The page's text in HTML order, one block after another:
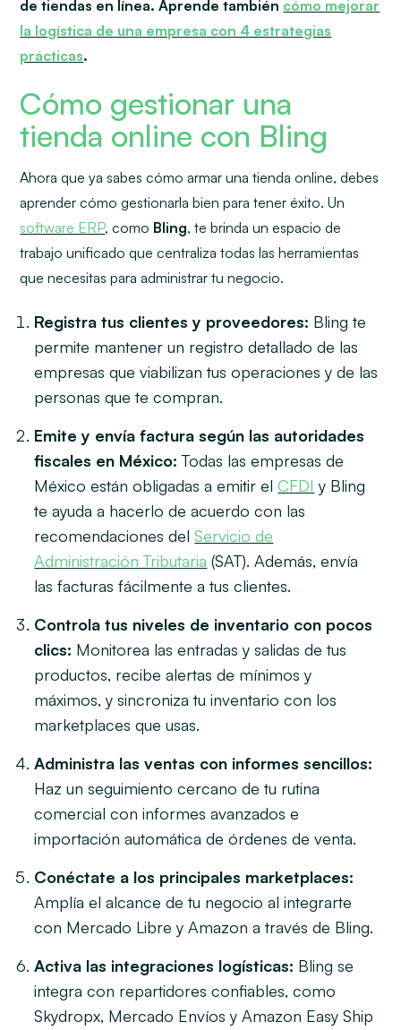
de tiendas en línea. Aprende también cómo mejorar
la logística de una empresa con 4 estrategias
prácticas.
Cómo gestionar una
tienda online con Bling
Ahora que ya sabes cómo armar una tienda online, debes
aprender cómo gestionarla bien para tener éxito. Un
software ERP, como Bling, te brinda un espacio de
trabajo unificado que centraliza todas las herramientas
que necesitas para administrar tu negocio.
Registra tus clientes y proveedores: Bling te
permite mantener un registro detallado de las
empresas que viabilizan tus operaciones y de las
personas que te compran.
Emite y envía factura según las autoridades
fiscales en México:Todas las empresas de
México están obligadas a emitir elCFDI y Bling
te ayuda a hacerlo de acuerdo con las
recomendaciones delServicio de
Administración Tributaria (SAT). Además, envía
las facturas fácilmente a tus clientes.
Controla tus niveles de inventario con pocos
clics: Monitorea las entradas y salidas de tus
productos, recibe alertas de mínimos y
máximos, y sincroniza tu inventario con los
marketplaces que usas.
Administra las ventas con informes sencillos:
Haz un seguimiento cercano de tu rutina
comercial con informes avanzados e
importación automática de órdenes de venta.
Conéctate a los principales marketplaces:
Amplía el alcance de tu negocio al integrarte
con Mercado Libre y Amazon a través de Bling.
Activa las integraciones logísticas: Bling se
integra con repartidores confiables, como
Skydropx, Mercado Envíos y Amazon Easy Ship